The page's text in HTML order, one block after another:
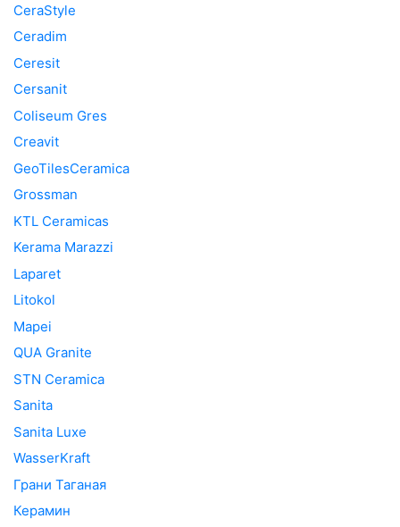
CeraStyle
Ceradim
Ceresit
Cersanit
Coliseum Gres
Creavit
GeoTilesCeramica
Grossman
KTL Ceramicas
Kerama Marazzi
Laparet
Litokol
Mapei
QUA Granite
STN Ceramica
Sanita
Sanita Luxe
WasserKraft
Грани Таганая
Керамин